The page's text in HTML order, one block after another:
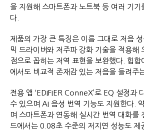
을 지원해 스마트폰과 노트북 등 여러 기기
다.
제품의 가장 큰 특징은 이름 그대로 저음
믹 드라이버와 저주파 강화 기술을 적용해
점으로 꼽히는 저역 표현을 보완했다. 힙
에서도 비교적 존재감 있는 저음을 들려
전용 앱 ‘EDIFIER ConneX’로 EQ 설정과
수 있으며 AI 음성 번역 기능도 지원한다.
며 스마트폰과 연동해 실시간 번역 대화를
드에서는 0.08초 수준의 저지연 성능도